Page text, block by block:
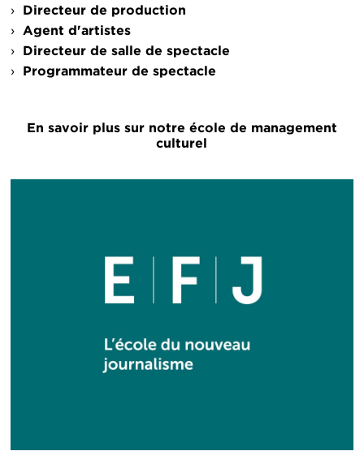
Directeur de production
Agent d'artistes
Directeur de salle de spectacle
Programmateur de spectacle
En savoir plus sur notre école de management
culturel